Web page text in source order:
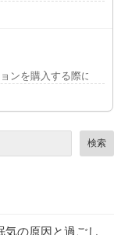
ンを購入する際には
検索
気の原因と過ごし